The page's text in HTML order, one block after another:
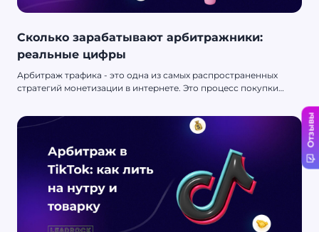
Сколько зарабатывают арбитражники:
реальные цифры
Арбитраж трафика - это одна из самых распространенных
стратегий монетизации в интернете. Это процесс покупки
цене для получения прибыли. Но сколько зарабатывают
арбитражники? Реальные цифры могут вас удивить.
Отзывы